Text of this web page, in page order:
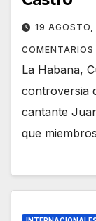
19
COMENTARIOS
La Habana,
controversia
cantante
que